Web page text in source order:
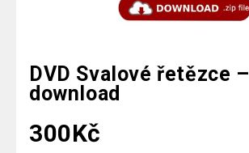
DVD Svalové řetězce –
download
300Kč